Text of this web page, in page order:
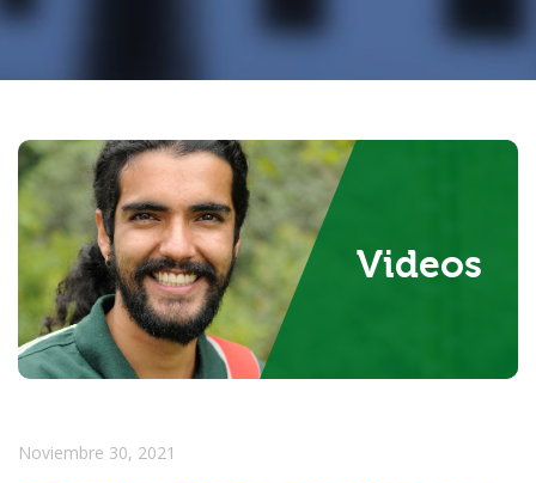
Internacionalización
Usted está aquí
Videos
Noviembre 30, 2021